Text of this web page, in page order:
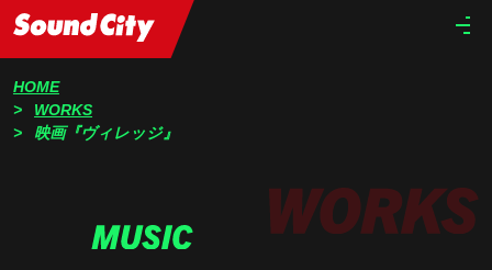
HOME
WORKS
映画『ヴィレッジ』